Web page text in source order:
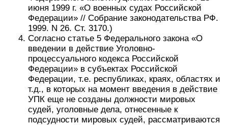
июня 1999 г. «О военных судах Российской
Федерации» // Собрание законодательства РФ.
1999. N 26. Ст. 3170.)
Согласно статье 5 Федерального закона «О
введении в действие Уголовно-
процессуального кодекса Российской
Федерации» в субъектах Российской
Федерации, т.е. республиках, краях, областях и
т.д., в которых на момент введения в действие
УПК еще не созданы должности мировых
судей, уголовные дела, отнесенные к
подсудности мировых судей, рассматриваются